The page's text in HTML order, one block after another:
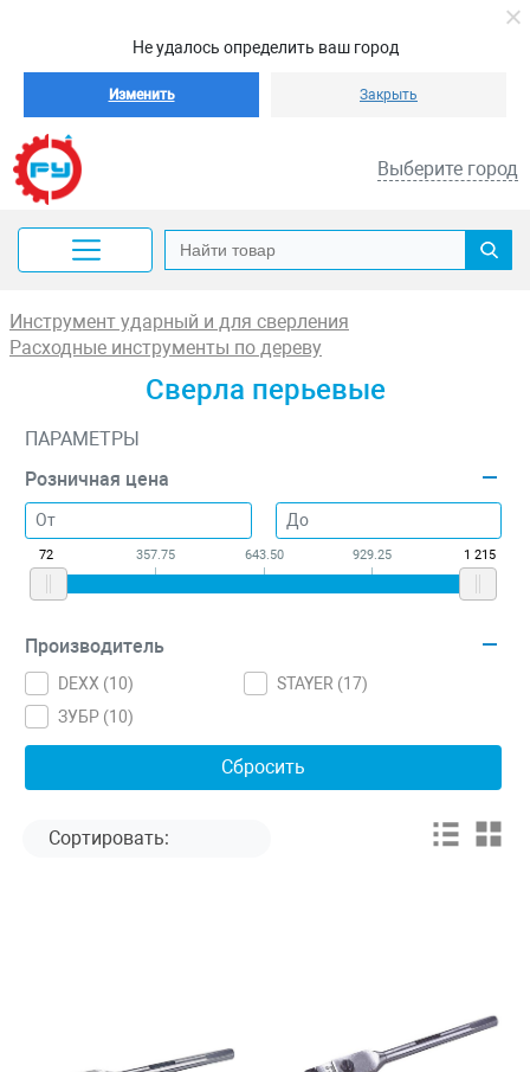
Не удалось определить ваш город
Изменить Закрыть
Выберите город
Инструмент ударный и для сверления
Расходные инструменты по дереву
Сверла перьевые
ПАРАМЕТРЫ
Розничная цена
72 357.75 643.50 929.25 1 215
Производитель
DEXX (10) STAYER (17)
ЗУБР (10)